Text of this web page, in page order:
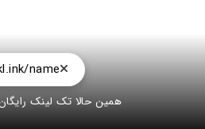
name
همین حالا تک لینک